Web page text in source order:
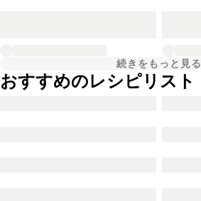
続きをもっと見る
おすすめのレシピリスト